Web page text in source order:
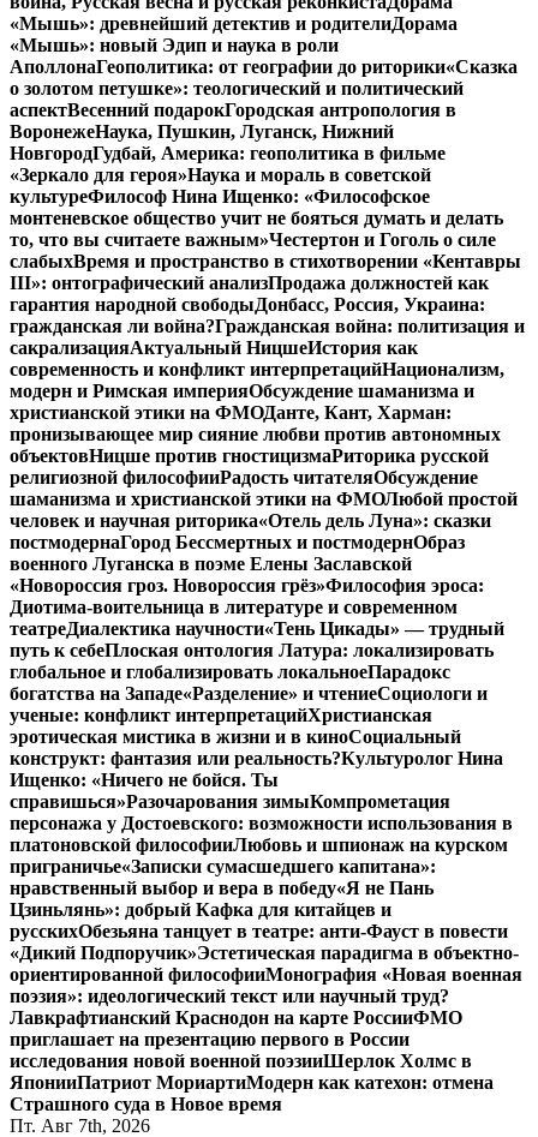
«Мышь»: древнейший детектив и родителиДорама
«Мышь»: новый Эдип и наука в роли
АполлонаГеополитика: от географии до риторики«Сказка
о золотом петушке»: теологический и политический
аспектВесенний подарокГородская антропология в
ВоронежеНаука, Пушкин, Луганск, Нижний
НовгородГудбай, Америка: геополитика в фильме
«Зеркало для героя»Наука и мораль в советской
культуреФилософ Нина Ищенко: «Философское
монтеневское общество учит не бояться думать и делать
то, что вы считаете важным»Честертон и Гоголь о силе
слабыхВремя и пространство в стихотворении «Кентавры
III»: онтографический анализПродажа должностей как
гарантия народной свободыДонбасс, Россия, Украина:
гражданская ли война?Гражданская война: политизация и
сакрализацияАктуальный НицшеИстория как
современность и конфликт интерпретацийНационализм,
модерн и Римская империяОбсуждение шаманизма и
христианской этики на ФМОДанте, Кант, Харман:
пронизывающее мир сияние любви против автономных
объектовНицше против гностицизмаРиторика русской
религиозной философииРадость читателяОбсуждение
шаманизма и христианской этики на ФМОЛюбой простой
человек и научная риторика«Отель дель Луна»: сказки
постмодернаГород Бессмертных и постмодернОбраз
военного Луганска в поэме Елены Заславской
«Новороссия гроз. Новороссия грёз»Философия эроса:
Диотима-воительница в литературе и современном
театреДиалектика научности«Тень Цикады» — трудный
путь к себеПлоская онтология Латура: локализировать
глобальное и глобализировать локальноеПарадокс
богатства на Западе«Разделение» и чтениеСоциологи и
ученые: конфликт интерпретацийХристианская
эротическая мистика в жизни и в киноСоциальный
конструкт: фантазия или реальность?Культуролог Нина
Ищенко: «Ничего не бойся. Ты
справишься»Разочарования зимыКомпрометация
персонажа у Достоевского: возможности использования в
платоновской философииЛюбовь и шпионаж на курском
приграничье«Записки сумасшедшего капитана»:
нравственный выбор и вера в победу«Я не Пань
Цзиньлянь»: добрый Кафка для китайцев и
русскихОбезьяна танцует в театре: анти-Фауст в повести
«Дикий Подпоручик»Эстетическая парадигма в объектно-
ориентированной философииМонография «Новая военная
поэзия»: идеологический текст или научный труд?
Лавкрафтианский Краснодон на карте РоссииФМО
приглашает на презентацию первого в России
исследования новой военной поэзииШерлок Холмс в
ЯпонииПатриот МориартиМодерн как катехон: отмена
Страшного суда в Новое время
Пт. Авг 7th, 2026